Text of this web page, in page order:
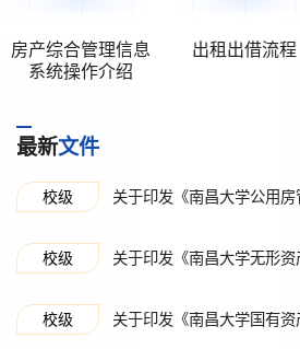
房产综合管理信息
系统操作介绍
出租出借流程
最新文件
校级
校级
校级